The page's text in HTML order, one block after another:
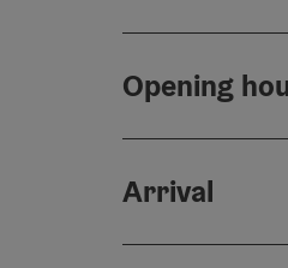
Opening
Arrival